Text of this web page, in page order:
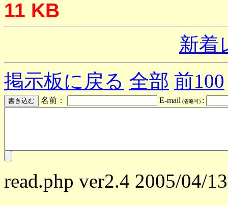
11 KB
新着
掲示板に戻る 全部 前100
名前： E-mail (省略可) :
read.php ver2.4 2005/04/13